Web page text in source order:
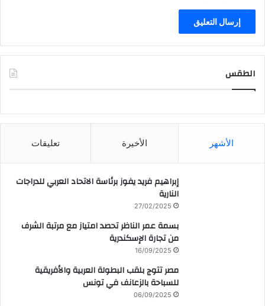
الطقس
الأشهر الأخيرة تعليقات
إبراهيم فريد يفوز برئاسة الاتحاد العربي للدراجات
النارية
27/02/2025
بسمة عمر الناظر تحصد امتياز مع مرتبة الشرف
من تجارة الإسكندرية
16/09/2025
مصر تتوج بلقب البطولة العربية والأفريقية
للسباحة بالزعانف في تونس
06/09/2025